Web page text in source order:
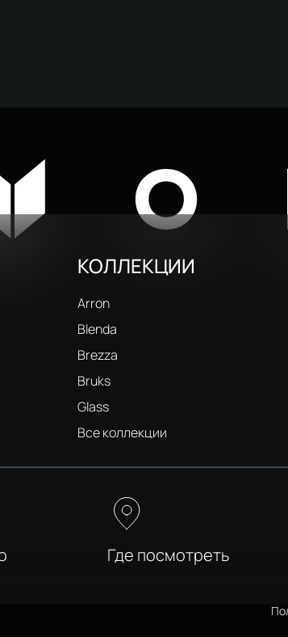
КОЛЛЕКЦИИ
Arron
Blenda
Brezza
Bruks
Glass
Все коллекции
Где посмотреть